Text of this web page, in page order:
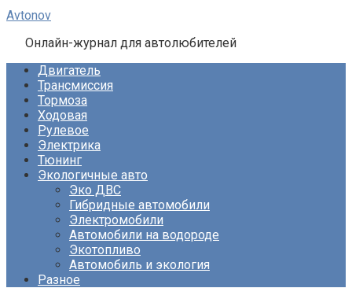
Avtonov
Онлайн-журнал для автолюбителей
Двигатель
Трансмиссия
Тормоза
Ходовая
Рулевое
Электрика
Тюнинг
Экологичные авто
Эко ДВС
Гибридные автомобили
Электромобили
Автомобили на водороде
Экотопливо
Автомобиль и экология
Разное